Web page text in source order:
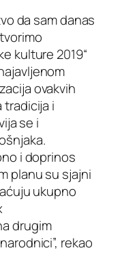
da sam danas
kulture 2019“
ovakvih
i
se i
i doprinos
planu su sjajni
ukupno
drugim
rekao